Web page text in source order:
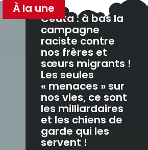
À la une
Ceuta : à bas la
campagne
raciste contre
nos frères et
sœurs migrants !
Les seules
« menaces » sur
nos vies, ce sont
les milliardaires
et les chiens de
garde qui les
servent !